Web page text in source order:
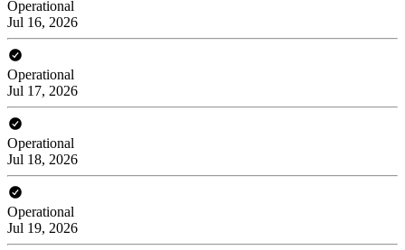
Operational
Jul 16, 2026
Operational
Jul 17, 2026
Operational
Jul 18, 2026
Operational
Jul 19, 2026